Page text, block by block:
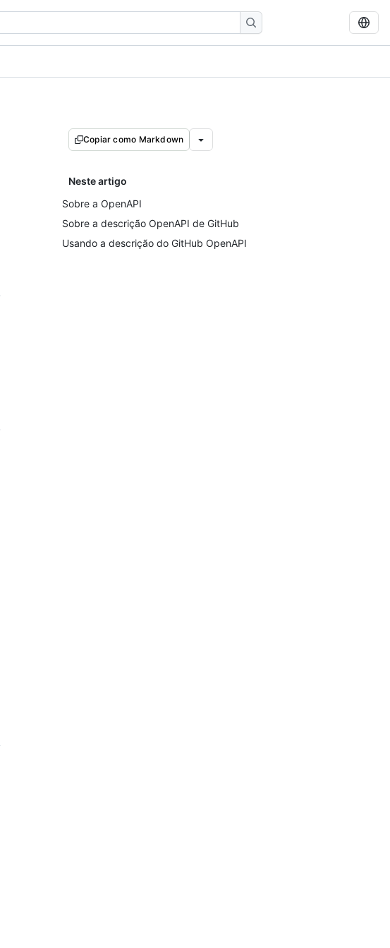
Copiar como Markdown
Neste artigo
Sobre a OpenAPI
Sobre a descrição OpenAPI de GitHub
Usando a descrição do GitHub OpenAPI